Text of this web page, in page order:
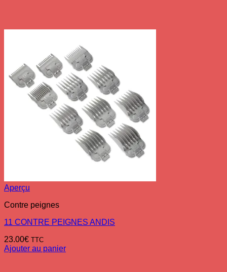
Aperçu
Contre peignes
11 CONTRE PEIGNES ANDIS
23.00€ TTC
Ajouter au panier